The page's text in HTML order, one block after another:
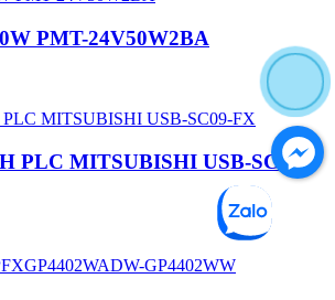
PMT-24V50W2BA
PLC MITSUBISHI USB-SC09-